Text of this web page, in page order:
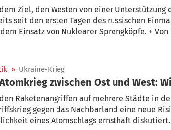
Ziel, den Westen von einer
seit den ersten Tagen des russischen
Einsatz von Nuklearer Sprengköpfe. + Von
» Ukraine-Krieg
 Atomkrieg zwischen Ost und West:
Raketenangriffen auf mehrere Städte in
gegen das Nachbarland eine neue
eines Atomschlags ernsthaft